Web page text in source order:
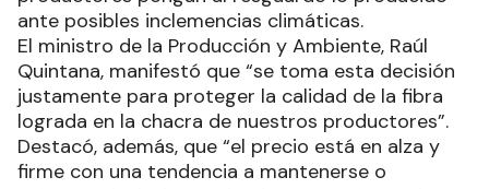
ante posibles inclemencias climáticas.
El ministro de la Producción y Ambiente, Raúl
Quintana, manifestó que “se toma esta decisión
justamente para proteger la calidad de la fibra
lograda en la chacra de nuestros productores”.
Destacó, además, que “el precio está en alza y
firme con una tendencia a mantenerse o